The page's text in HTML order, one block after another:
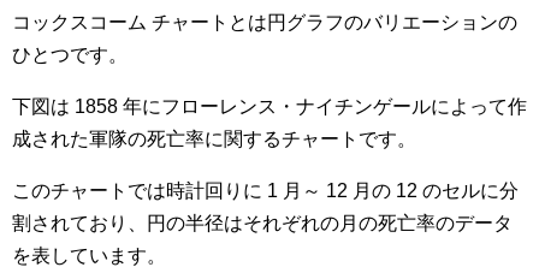
コックスコーム チャートとは円グラフのバリエーションの
ひとつです。
下図は 1858 年にフローレンス・ナイチンゲールによって作
成された軍隊の死亡率に関するチャートです。
このチャートでは時計回りに 1 月～ 12 月の 12 のセルに分
割されており、円の半径はそれぞれの月の死亡率のデータ
を表しています。